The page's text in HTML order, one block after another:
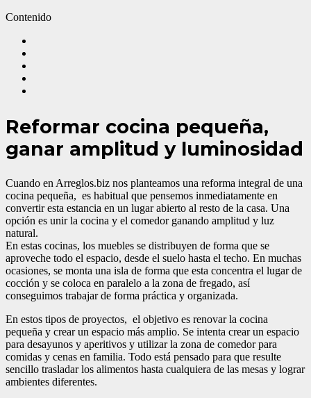
Contenido
Reformar cocina pequeña,
ganar amplitud y luminosidad
Cuando en Arreglos.biz nos planteamos una reforma integral de una
cocina pequeña, es habitual que pensemos inmediatamente en
convertir esta estancia en un lugar abierto al resto de la casa. Una
opción es unir la cocina y el comedor ganando amplitud y luz
natural.
En estas cocinas, los muebles se distribuyen de forma que se
aproveche todo el espacio, desde el suelo hasta el techo. En muchas
ocasiones, se monta una isla de forma que esta concentra el lugar de
cocción y se coloca en paralelo a la zona de fregado, así
conseguimos trabajar de forma práctica y organizada.
En estos tipos de proyectos, el objetivo es renovar la cocina
pequeña y crear un espacio más amplio. Se intenta crear un espacio
para desayunos y aperitivos y utilizar la zona de comedor para
comidas y cenas en familia. Todo está pensado para que resulte
sencillo trasladar los alimentos hasta cualquiera de las mesas y lograr
ambientes diferentes.